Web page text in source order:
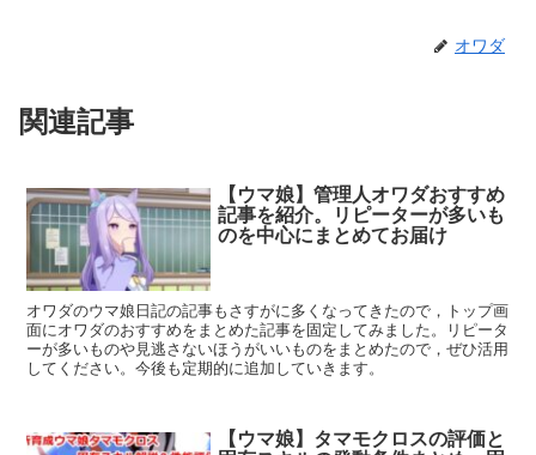
オワダ
関連記事
【ウマ娘】管理人オワダおすすめ
記事を紹介。リピーターが多いも
のを中心にまとめてお届け
オワダのウマ娘日記の記事もさすがに多くなってきたので，トップ画
面にオワダのおすすめをまとめた記事を固定してみました。リピータ
ーが多いものや見逃さないほうがいいものをまとめたので，ぜひ活用
してください。今後も定期的に追加していきます。
【ウマ娘】タマモクロスの評価と